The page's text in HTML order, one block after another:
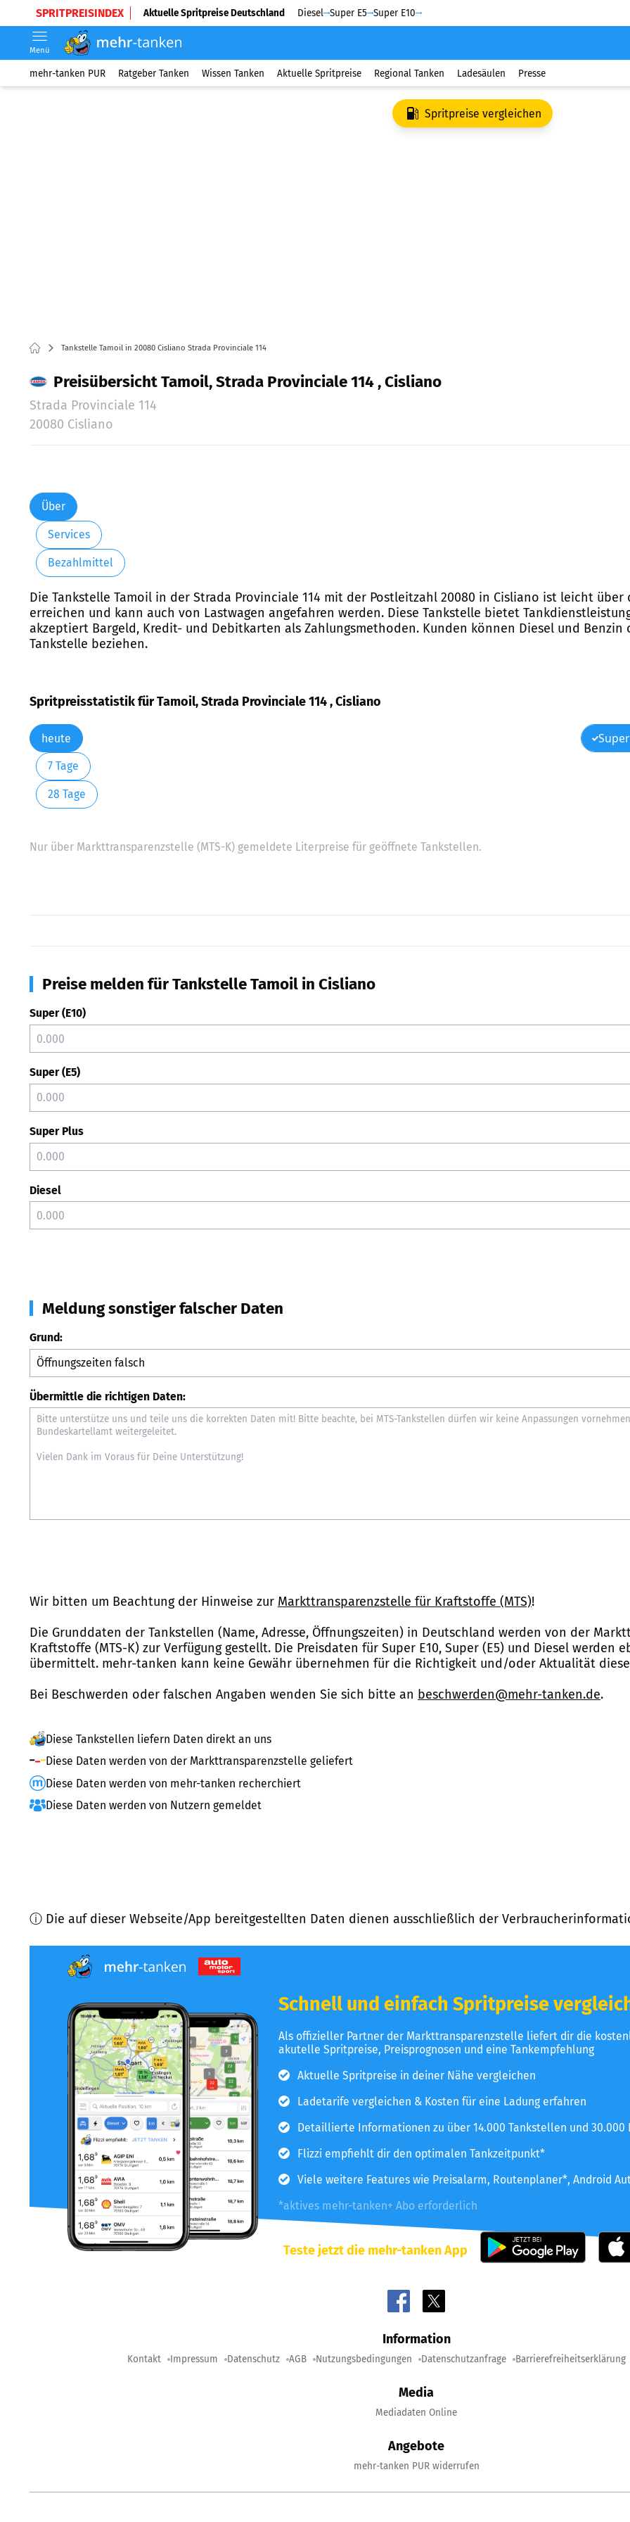
SPRITPREISINDEX Aktuelle Spritpreise Deutschland Diesel Super E5 Super E10
Menü
mehr-tanken PUR Ratgeber Tanken Wissen Tanken Aktuelle Spritpreise Regional Tanken Ladesäulen Presse
Spritpreise vergleichen
Tankstelle Tamoil in 20080 Cisliano Strada Provinciale 114
Preisübersicht Tamoil, Strada Provinciale 114 , Cisliano
Strada Provinciale 114
20080 Cisliano
Über
Services
Bezahlmittel
Die Tankstelle Tamoil in der Strada Provinciale 114 mit der Postleitzahl 20080 in Cisliano ist leicht über
erreichen und kann auch von Lastwagen angefahren werden. Diese Tankstelle bietet
akzeptiert Bargeld, Kredit- und Debitkarten als Zahlungsmethoden. Kunden können Diesel und Benzin
Tankstelle beziehen.
Spritpreisstatistik für Tamoil, Strada Provinciale 114 , Cisliano
heute
7 Tage
28 Tage
Nur über Markttransparenzstelle (MTS-K) gemeldete Literpreise für geöffnete Tankstellen.
Preise melden für Tankstelle Tamoil in Cisliano
Super (E10)
Super (E5)
Super Plus
Diesel
Meldung sonstiger falscher Daten
Grund:
Übermittle die richtigen Daten:
Wir bitten um Beachtung der Hinweise zur Markttransparenzstelle für Kraftstoffe (MTS)!
Die Grunddaten der Tankstellen (Name, Adresse, Öffnungszeiten) in Deutschland werden von der
Kraftstoffe (MTS-K) zur Verfügung gestellt. Die Preisdaten für Super E10, Super (E5) und Diesel werden
übermittelt. mehr-tanken kann keine Gewähr übernehmen für die Richtigkeit und/oder Aktualität
Bei Beschwerden oder falschen Angaben wenden Sie sich bitte an beschwerden@mehr-tanken.de.
Diese Tankstellen liefern Daten direkt an uns
Diese Daten werden von der Markttransparenzstelle geliefert
Diese Daten werden von mehr-tanken recherchiert
Diese Daten werden von Nutzern gemeldet
ⓘ Die auf dieser Webseite/App bereitgestellten Daten dienen ausschließlich der
Schnell und einfach Spritpreise
Als offizieller Partner der Markttransparenzstelle liefert dir die
akutelle Spritpreise, Preisprognosen und eine Tankempfehlung
Aktuelle Spritpreise in deiner Nähe vergleichen
Ladetarife vergleichen & Kosten für eine Ladung erfahren
Detaillierte Informationen zu über 14.000 Tankstellen und 30.000
Flizzi empfiehlt dir den optimalen Tankzeitpunkt*
Viele weitere Features wie Preisalarm, Routenplaner*, Android
*aktives mehr-tanken+ Abo erforderlich
Teste jetzt die mehr-tanken App
Information
Kontakt Impressum Datenschutz AGB Nutzungsbedingungen Datenschutzanfrage Barrierefreiheitserklärung
Media
Mediadaten Online
Angebote
mehr-tanken PUR widerrufen